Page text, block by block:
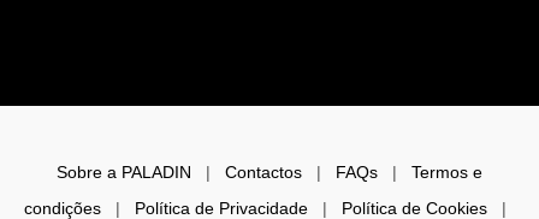
Sobre a PALADIN | Contactos | FAQs | Termos e
condições| Política de Privacidade| Política de Cookies|